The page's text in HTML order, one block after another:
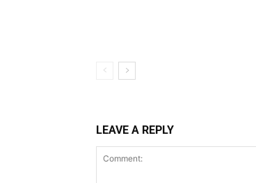
LEAVE A REPLY